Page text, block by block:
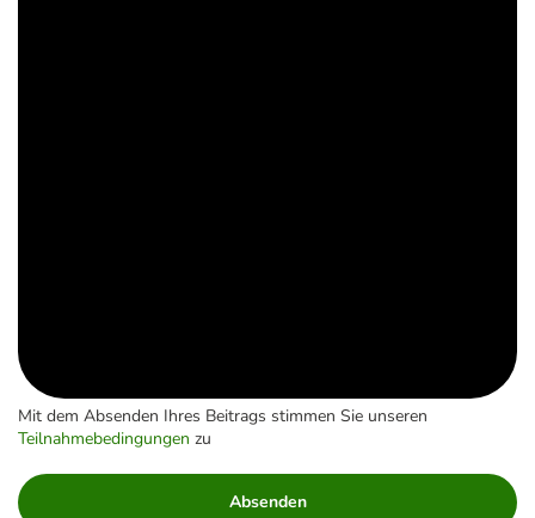
Mit dem Absenden Ihres Beitrags stimmen Sie unseren
Teilnahmebedingungen zu
Absenden